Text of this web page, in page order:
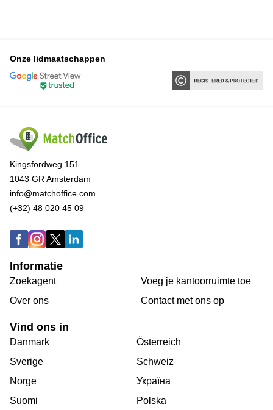
Onze lidmaatschappen
Kingsfordweg 151
1043 GR Amsterdam
info@matchoffice.com
(+32) 48 020 45 09
Informatie
Zoekagent
Over ons
Voeg je kantoorruimte toe
Сontact met ons op
Vind ons in
Danmark
Sverige
Norge
Suomi
Österreich
Schweiz
Україна
Polska